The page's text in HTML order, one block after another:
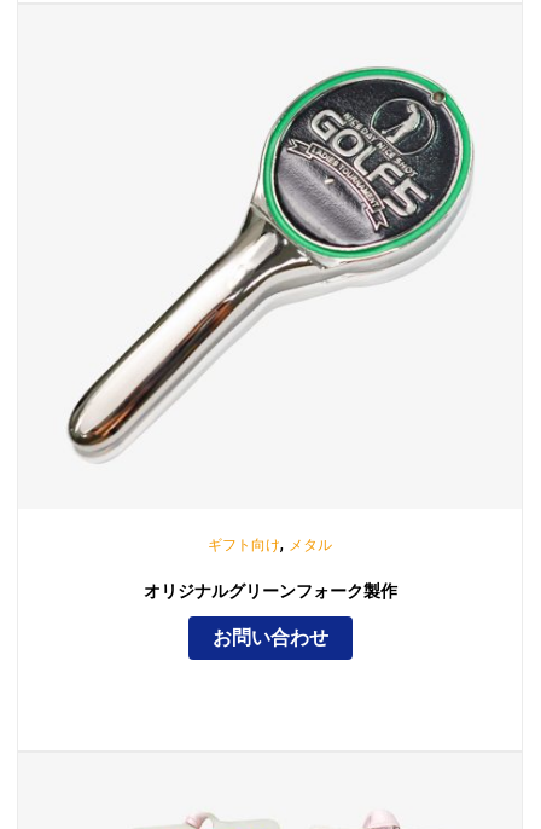
ギフト向け, メタル
オリジナルグリーンフォーク製作
お問い合わせ